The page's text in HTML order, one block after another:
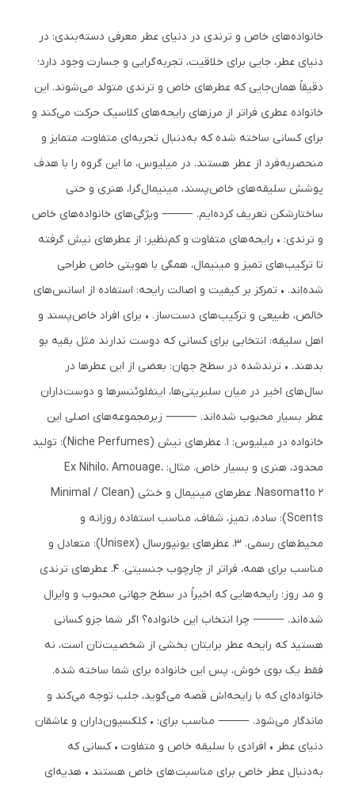
خانواده‌های خاص و ترندی در دنیای عطر معرفی دسته‌بندی: در
دنیای عطر، جایی برای خلاقیت، تجربه‌گرایی و جسارت وجود دارد؛
دقیقاً همان‌جایی که عطرهای خاص و ترندی متولد می‌شوند. این
خانواده عطری فراتر از مرزهای رایحه‌های کلاسیک حرکت می‌کند و
برای کسانی ساخته شده که به‌دنبال تجربه‌ای متفاوت، متمایز و
منحصربه‌فرد از عطر هستند. در میلیوس، ما این گروه را با هدف
پوشش سلیقه‌های خاص‌پسند، مینیمال‌گرا، هنری و حتی
ساختارشکن تعریف کرده‌ایم. ⸻ ویژگی‌های خانواده‌های خاص
و ترندی: • رایحه‌های متفاوت و کم‌نظیر: از عطرهای نیش گرفته
تا ترکیب‌های تمیز و مینیمال، همگی با هویتی خاص طراحی
شده‌اند. • تمرکز بر کیفیت و اصالت رایحه: استفاده از اسانس‌های
خالص، طبیعی و ترکیب‌های دست‌ساز. • برای افراد خاص‌پسند و
اهل سلیقه: انتخابی برای کسانی که دوست ندارند مثل بقیه بو
بدهند. • ترندشده در سطح جهان: بعضی از این عطرها در
سال‌های اخیر در میان سلبریتی‌ها، اینفلوئنسرها و دوست‌داران
عطر بسیار محبوب شده‌اند. ⸻ زیرمجموعه‌های اصلی این
خانواده در میلیوس: 1. عطرهای نیش (Niche Perfumes): تولید
محدود، هنری و بسیار خاص. مثال: Ex Nihilo، Amouage،
Nasomatto 2. عطرهای مینیمال و خنثی (Minimal / Clean
Scents): ساده، تمیز، شفاف، مناسب استفاده روزانه و
محیط‌های رسمی. 3. عطرهای یونیورسال (Unisex): متعادل و
مناسب برای همه، فراتر از چارچوب جنسیتی. 4. عطرهای ترندی
و مد روز: رایحه‌هایی که اخیراً در سطح جهانی محبوب و وایرال
شده‌اند. ⸻ چرا انتخاب این خانواده؟ اگر شما جزو کسانی
هستید که رایحه عطر برایتان بخشی از شخصیت‌تان است، نه
فقط یک بوی خوش، پس این خانواده برای شما ساخته شده.
خانواده‌ای که با رایحه‌اش قصه می‌گوید، جلب توجه می‌کند و
ماندگار می‌شود. ⸻ مناسب برای: • کلکسیون‌داران و عاشقان
دنیای عطر • افرادی با سلیقه خاص و متفاوت • کسانی که
به‌دنبال عطر خاص برای مناسبت‌های خاص هستند • هدیه‌ای